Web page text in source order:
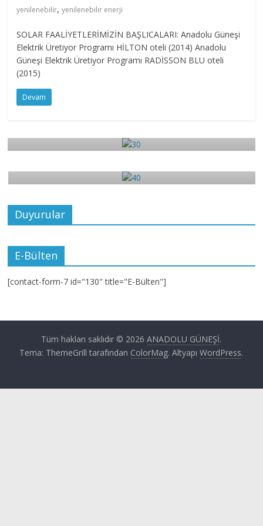
yenilenebilir,yenilenebilir enerji
SOLAR FAALİYETLERİMİZİN BAŞLICALARI: Anadolu Güneşi
Elektrik Üretiyor Programı HİLTON oteli (2014) Anadolu
Güneşi Elektrik Üretiyor Programı RADİSSON BLU oteli
(2015)
Devam
3
40
Duyurular
E-Bülten
[contact-form-7 id="130" title="E-Bülten"]
Tüm hakları saklıdır © 2026ANADOLU GÜNEŞİ.
Tema: ThemeGrill tarafından ColorMag. AltyapıWordPress.